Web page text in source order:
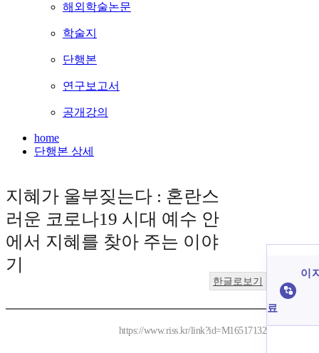
해외학술논문
학술지
단행본
연구보고서
공개강의
home
단행본 상세
지혜가 울부짖는다 : 혼란스
러운 코로나19 시대 예수 안
에서 지혜를 찾아 주는 이야
기
한글로보기
https://www.riss.kr/link?id=M16517132
이
료